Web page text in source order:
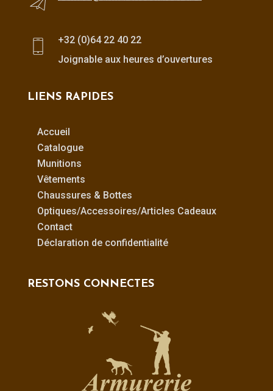
+32 (0)64 22 40 22
Joignable aux heures d’ouvertures
LIENS RAPIDES
Accueil
Catalogue
Munitions
Vêtements
Chaussures & Bottes
Optiques/Accessoires/Articles Cadeaux
Contact
Déclaration de confidentialité
RESTONS CONNECTES